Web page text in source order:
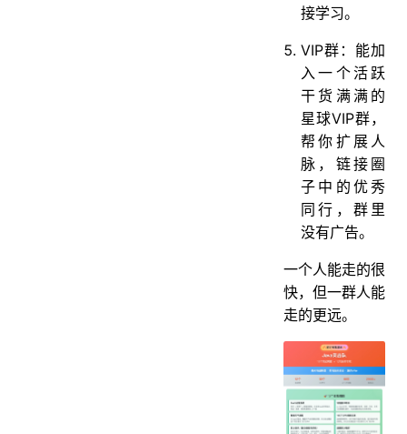
接学习。
VIP群：能加
入一个活跃
干货满满的
星球VIP群，
帮你扩展人
脉，链接圈
子中的优秀
同行，群里
没有广告。
一个人能走的很
快，但一群人能
走的更远。